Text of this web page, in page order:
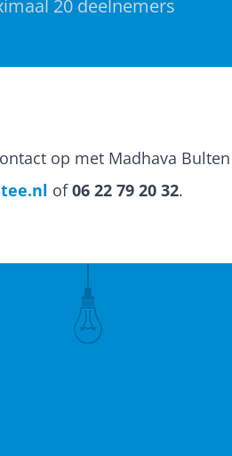
20 deelnemers
op met Madhava Bulten
of06 22 79 20 32.